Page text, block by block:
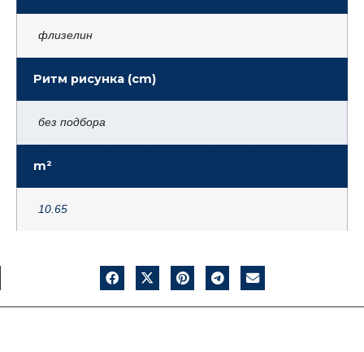
флизелин
Ритм рисунка (cm)
без подбора
m²
10.65